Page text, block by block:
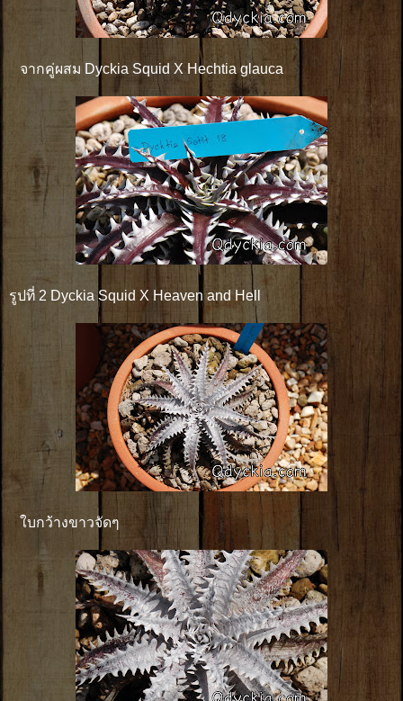
จากคู่ผสม Dyckia Squid X Hechtia glauca
รูปที่ 2 Dyckia Squid X Heaven and Hell
ใบกว้างขาวจัดๆ